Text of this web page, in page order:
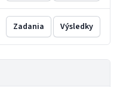
Zadania Výsledky